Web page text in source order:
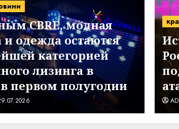
CBRE, модная
одежда остаются
категорией
лизинга в
первом полугодии